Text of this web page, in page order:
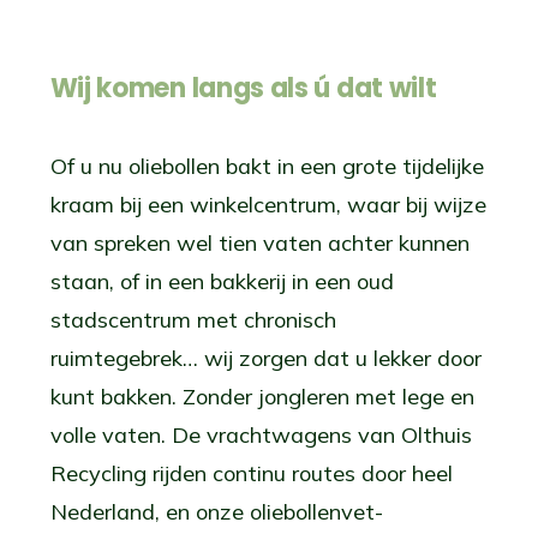
Wij komen langs als ú dat wilt
Of u nu oliebollen bakt in een grote tijdelijke
kraam bij een winkelcentrum, waar bij wijze
van spreken wel tien vaten achter kunnen
staan, of in een bakkerij in een oud
stadscentrum met chronisch
ruimtegebrek… wij zorgen dat u lekker door
kunt bakken. Zonder jongleren met lege en
volle vaten. De vrachtwagens van Olthuis
Recycling rijden continu routes door heel
Nederland, en onze oliebollenvet-